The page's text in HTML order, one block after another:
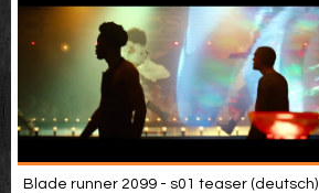
Blade runner 2099 - s01 teaser (deutsch)